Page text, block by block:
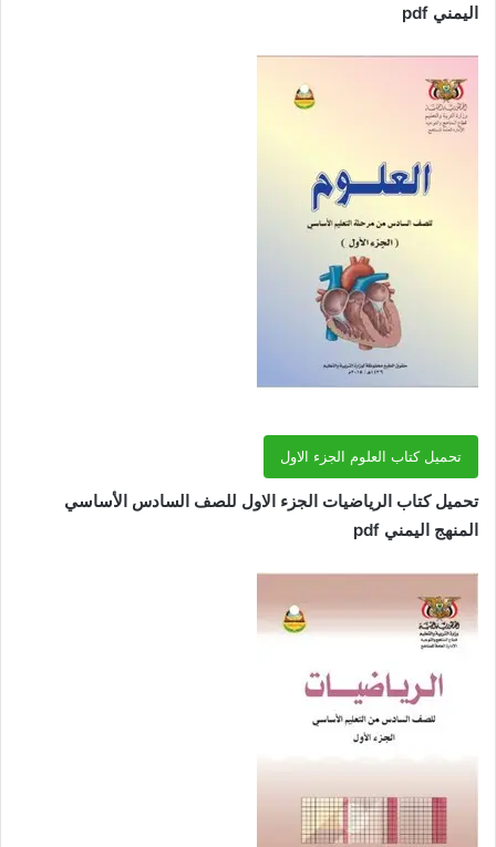
اليمني pdf
تحميل كتاب العلوم الجزء الاول
تحميل كتاب الرياضيات الجزء الاول للصف السادس الأساسي
المنهج اليمني pdf